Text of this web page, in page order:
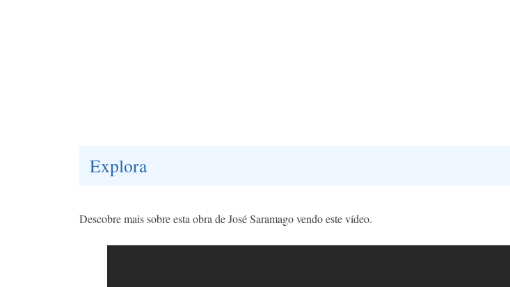
Explora
Descobre mais sobre esta obra de José Saramago vendo este vídeo.